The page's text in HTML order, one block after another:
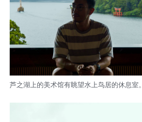
芦之湖上的美术馆有眺望水上鸟居的休息室。